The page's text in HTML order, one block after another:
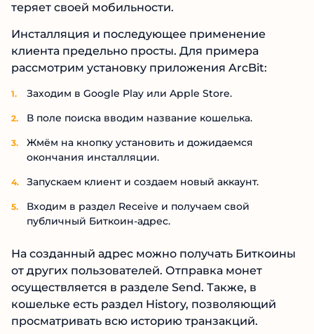
теряет своей мобильности.
Инсталляция и последующее применение
клиента предельно просты. Для примера
рассмотрим установку приложения ArcBit:
Заходим в Google Play или Apple Store.
В поле поиска вводим название кошелька.
Жмём на кнопку установить и дожидаемся
окончания инсталляции.
Запускаем клиент и создаем новый аккаунт.
Входим в раздел Receive и получаем свой
публичный Биткоин-адрес.
На созданный адрес можно получать Биткоины
от других пользователей. Отправка монет
осуществляется в разделе Send. Также, в
кошельке есть раздел History, позволяющий
просматривать всю историю транзакций.